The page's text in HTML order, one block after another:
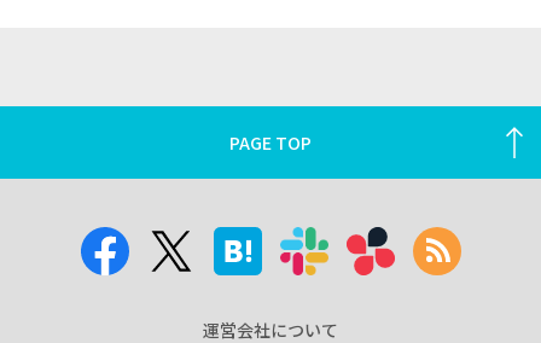
PAGE TOP
運営会社について